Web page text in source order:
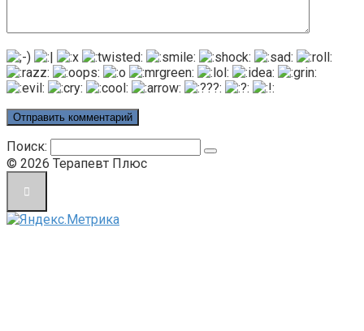
Поиск:
© 2026 Терапевт Плюс